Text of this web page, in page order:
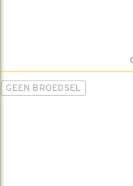
GEEN BROEDSEL